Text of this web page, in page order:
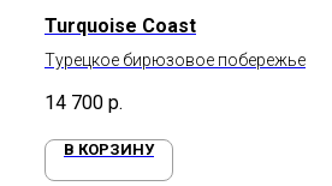
Turquoise Coast
Турецкое бирюзовое побережье
14 700 р.
В КОРЗИНУ